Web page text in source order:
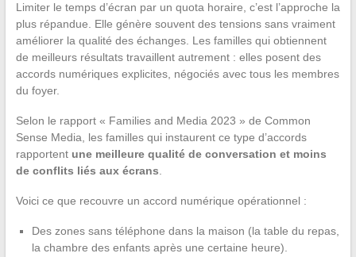
Limiter le temps d’écran par un quota horaire, c’est l’approche la
plus répandue. Elle génère souvent des tensions sans vraiment
améliorer la qualité des échanges. Les familles qui obtiennent
de meilleurs résultats travaillent autrement : elles posent des
accords numériques explicites, négociés avec tous les membres
du foyer.
Selon le rapport « Families and Media 2023 » de Common
Sense Media, les familles qui instaurent ce type d’accords
rapportent une meilleure qualité de conversation et moins
de conflits liés aux écrans
Voici ce que recouvre un accord numérique opérationnel :
Des zones sans téléphone dans la maison (la table du repas,
la chambre des enfants après une certaine heure).